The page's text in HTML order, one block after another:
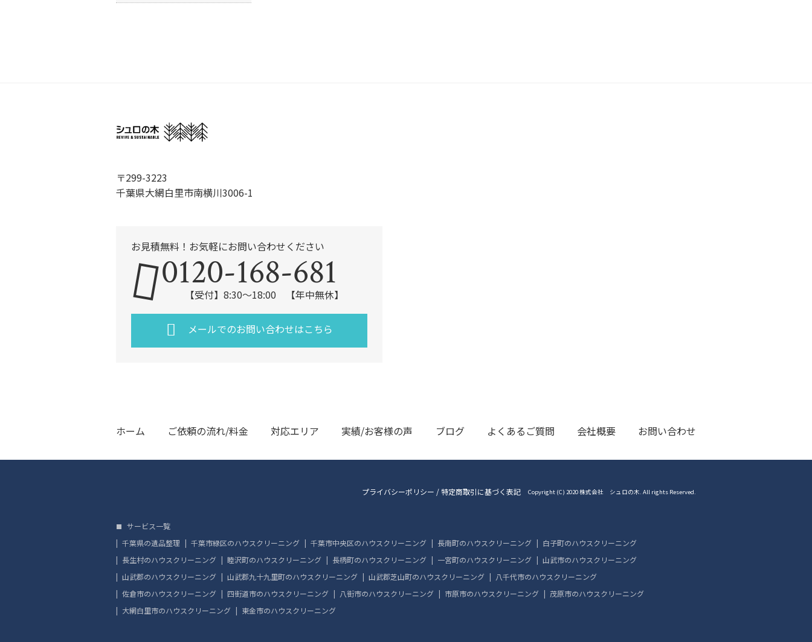
〒299-3223
千葉県大網白里市南横川3006-1
お見積無料！お気軽にお問い合わせください
0120-168-681
【受付】8:30～18:00 【年中無休】
メールでのお問い合わせはこちら
ホーム ご依頼の流れ/料金 対応エリア 実績/お客様の声 ブログ よくあるご質問 会社概要 お問い合わせ
プライバシーポリシー /特定商取引に基づく表記 Copyright (C) 2020 株式会社 シュロの木. All rights Reserved.
サービス一覧
千葉県の遺品整理
千葉市緑区のハウスクリーニング 千葉市中央区のハウスクリーニング 長南町のハウスクリーニング
白子町のハウスクリーニング
長生村のハウスクリーニング
睦沢町のハウスクリーニング 長柄町のハウスクリーニング 一宮町のハウスクリーニング
山武市のハウスクリーニング
山武郡のハウスクリーニング
山武郡九十九里町のハウスクリーニング 山武郡芝山町のハウスクリーニング
八千代市のハウスクリーニング
佐倉市のハウスクリーニング
四街道市のハウスクリーニング 八街市のハウスクリーニング 市原市のハウスクリーニング
茂原市のハウスクリーニング
大網白里市のハウスクリーニング
東金市のハウスクリーニング